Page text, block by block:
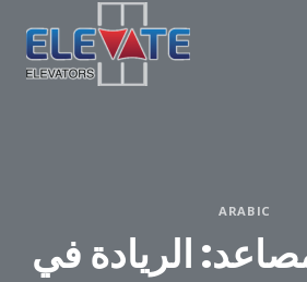
content
ARABIC
الريادة في